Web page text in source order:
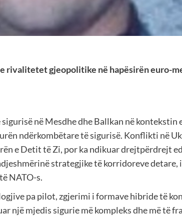
rivalitetet gjeopolitike në hapësirën euro-
në Mesdhe dhe Ballkan në kontekstin
ndërkombëtare të sigurisë. Konflikti në
e Detit të Zi, por ka ndikuar drejtpërdrejt
strategjike të korridoreve
NATO-s.
pa pilot, zgjerimi i formave hibride të
një mjedis sigurie më kompleks dhe më të